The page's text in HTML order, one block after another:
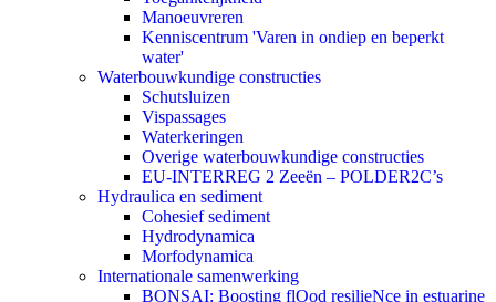
Manoeuvreren
Kenniscentrum 'Varen in ondiep en beperkt
water'
Waterbouwkundige constructies
Schutsluizen
Vispassages
Waterkeringen
Overige waterbouwkundige constructies
EU-INTERREG 2 Zeeën – POLDER2C’s
Hydraulica en sediment
Cohesief sediment
Hydrodynamica
Morfodynamica
Internationale samenwerking
BONSAI: Boosting flOod resilieNce in estuarine